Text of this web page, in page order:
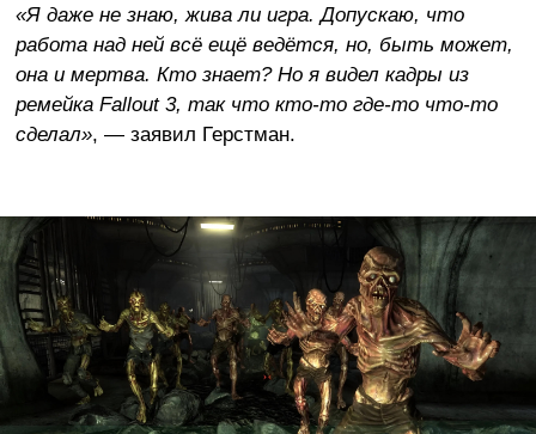
«Я даже не знаю, жива ли игра. Допускаю, что
работа над ней всё ещё ведётся, но, быть может,
она и мертва. Кто знает? Но я видел кадры из
ремейка Fallout 3, так что кто-то где-то что-то
сделал», — заявил Герстман.